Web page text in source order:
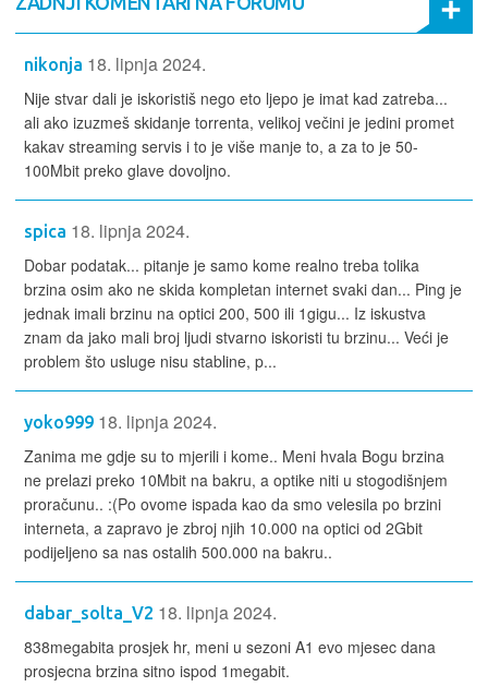
nikonja 18. lipnja 2024.
Nije stvar dali je iskoristiš nego eto ljepo je imat kad zatreba...
ali ako izuzmeš skidanje torrenta, velikoj večini je jedini promet
kakav streaming servis i to je više manje to, a za to je 50-
100Mbit preko glave dovoljno.
spica 18. lipnja 2024.
Dobar podatak... pitanje je samo kome realno treba tolika
brzina osim ako ne skida kompletan internet svaki dan... Ping je
jednak imali brzinu na optici 200, 500 ili 1gigu... Iz iskustva
znam da jako mali broj ljudi stvarno iskoristi tu brzinu... Veći je
problem što usluge nisu stabline, p...
yoko999 18. lipnja 2024.
Zanima me gdje su to mjerili i kome.. Meni hvala Bogu brzina
ne prelazi preko 10Mbit na bakru, a optike niti u stogodišnjem
proračunu.. :(Po ovome ispada kao da smo velesila po brzini
interneta, a zapravo je zbroj njih 10.000 na optici od 2Gbit
podijeljeno sa nas ostalih 500.000 na bakru..
dabar_solta_V2 18. lipnja 2024.
838megabita prosjek hr, meni u sezoni A1 evo mjesec dana
prosjecna brzina sitno ispod 1megabit.